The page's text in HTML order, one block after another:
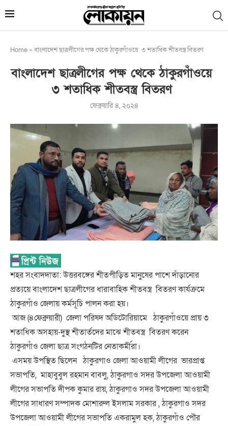
Home »বাংলাদেশ ছাত্রলীগের পক্ষ থেকে ঠাকুরগাঁওয়ে ৩ শতাধিক শীতবস্ত্র বিতরণ
বাংলাদেশ ছাত্রলীগের পক্ষ থেকে ঠাকুরগাঁওয়ে
৩ শতাধিক শীতবস্ত্র বিতরণ
ফেব্রুয়ারি ৪, ২০২৪
শহর সংবাদদাতা: উত্তরবঙ্গের শীতপীড়িত মানুষের পাশে দাঁড়ানোর
প্রত্যয়ে বাংলাদেশ ছাত্রলীগের ধারাবাহিক শীতবস্ত্র বিতরণ কার্যক্রমে
ঠাকুরগাঁও জেলায় কর্মসূচি পালন করা হয়।
আজ (৪ফেব্রুয়ারী) জেলা পরিষদ অডিটোরিয়ামে ঠাকুরগাঁওয়ে প্রায় ৩
শতাধিক অসহায়-দুস্থ শীতার্তদের মাঝে শীতবস্ত্র বিতরণ করেন
ঠাকুরগাঁও জেলা ছাত্র সংগঠনটির নেতাকর্মীরা।
এসময় উপস্থিত ছিলেন ঠাকুরগাও জেলা আওয়ামী লীগের ভারপ্রাপ্ত
সভাপতি, মাহাবুবুল রহমান বাবলু, ঠাকুরগাও সদর উপজেলা আওয়ামী
লীগের সভাপতি দীপক কুমার রায়, ঠাকুরগাও সদর উপজেলা আওয়ামী
লীগের সাধারণ সম্পাদক মোশারুল ইসলাম সরকার , ঠাকুরগাও সদর
উপজেলা আওয়ামী লীগের সভাপতি একরামুল হক, ঠাকুরগাঁও পৌর